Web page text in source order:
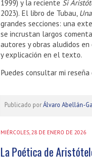
1999) y la reciente Si
2023). El libro de Tubau,
grandes secciones: una
se incrustan largos
autores y obras aludidos
y explicación en el texto.
Puedes consultar mi
Publicado porÁlvaro Abellán-
MIÉRCOLES, 28 DE ENERO DE 2026
La Poética de